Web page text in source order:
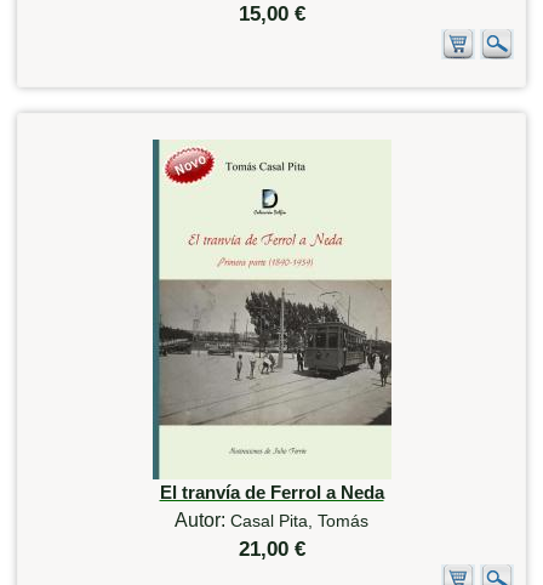
15,00 €
El tranvía de Ferrol a Neda
Autor: Casal Pita, Tomás
21,00 €